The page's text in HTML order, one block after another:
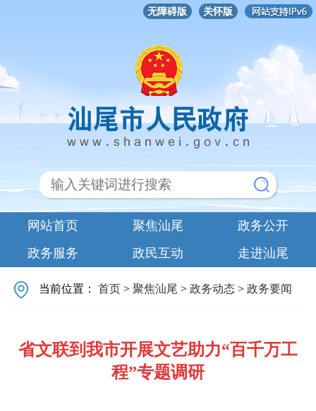
无障碍版 关怀版
网站首页 聚焦汕尾
政务公开
政务服务
政民互动 走进汕尾
当前位置：首页 >聚焦汕尾 >政务动态 >政务要闻
省文联到我市开展文艺助力“百千万工
程”专题调研